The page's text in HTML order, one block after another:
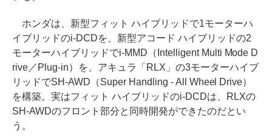
ホンダは、新型フィット ハイブリッドで1モーターハ
イブリッドのi-DCDを、新型アコード ハイブリッドの2
モーターハイブリッドでi-MMD（Intelligent Multi Mode D
rive／Plug-in）を、アキュラ「RLX」の3モーターハイブ
リッドでSH-AWD（Super Handling - All Wheel Drive）
を構築。実はフィット ハイブリッドのi-DCDは、RLXの
SH-AWDのフロント部分と同時開発ができたのだとい
う。